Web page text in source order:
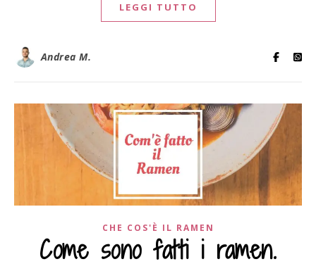
LEGGI TUTTO
Andrea M.
CHE COS'È IL RAMEN
Come sono fatti i ramen.